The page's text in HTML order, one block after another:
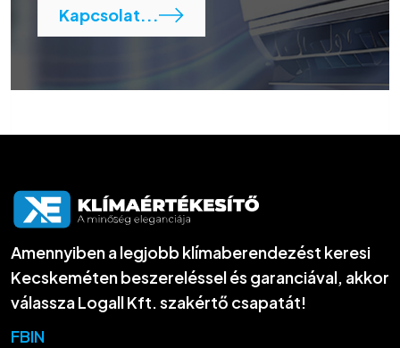
Kapcsolat...
Amennyiben a legjobb klímaberendezést keresi
Kecskeméten beszereléssel és garanciával, akkor
válassza Logall Kft. szakértő csapatát!
FBIN